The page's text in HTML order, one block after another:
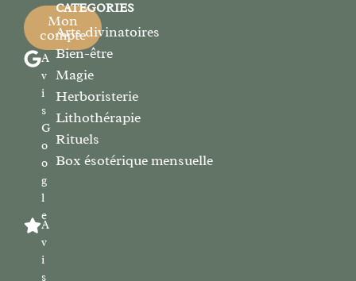
Mon
compte
A
v
i
s
G
o
o
g
l
e
A
v
i
s
CATEGORIES
Arts divinatoires
Bien-être
Magie
Herboristerie
Lithothérapie
Rituels
Box ésotérique mensuelle